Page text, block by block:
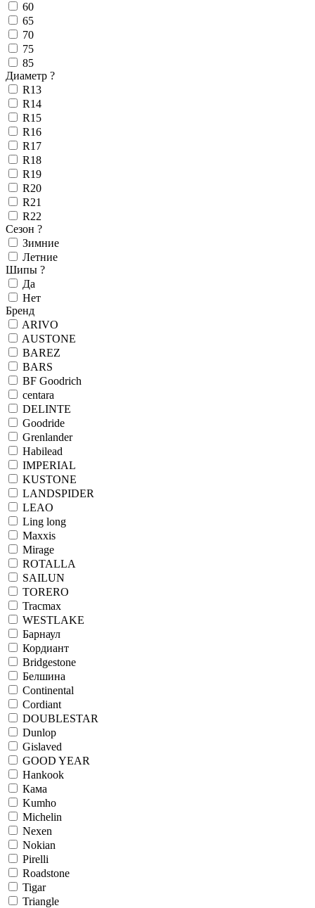
60
65
70
75
85
Диаметр ?
R13
R14
R15
R16
R17
R18
R19
R20
R21
R22
Сезон ?
Зимние
Летние
Шипы ?
Да
Нет
Бренд
ARIVO
AUSTONE
BAREZ
BARS
BF Goodrich
centara
DELINTE
Goodride
Grenlander
Habilead
IMPERIAL
KUSTONE
LANDSPIDER
LEAO
Ling long
Maxxis
Mirage
ROTALLA
SAILUN
TORERO
Tracmax
WESTLAKE
Барнаул
Кордиант
Bridgestone
Белшина
Continental
Cordiant
DOUBLESTAR
Dunlop
Gislaved
GOOD YEAR
Hankook
Кама
Kumho
Michelin
Nexen
Nokian
Pirelli
Roadstone
Tigar
Triangle